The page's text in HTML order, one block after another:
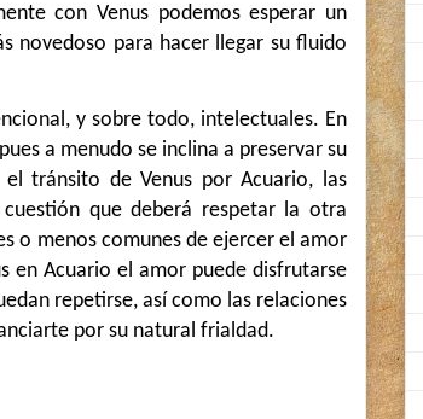
con Venus podemos esperar un
novedoso para hacer llegar su fluido
y sobre todo, intelectuales. En
a menudo se inclina a preservar su
tránsito de Venus por Acuario, las
que deberá respetar la otra
o menos comunes de ejercer el amor
en Acuario el amor puede disfrutarse
repetirse, así como las relaciones
por su natural frialdad.